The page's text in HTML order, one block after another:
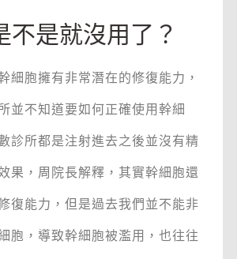
不是就沒用了？
細胞擁有非常潛在的修復能力，
並不知道要如何正確使用幹細
診所都是注射進去之後並沒有精
果，周院長解釋，其實幹細胞還
復能力，但是過去我們並不能非
胞，導致幹細胞被濫用，也往往